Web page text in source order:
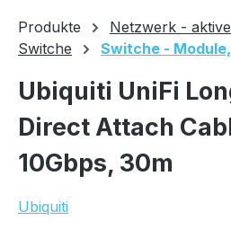
Produkte
Netzwerk -
Switche
Switche -
Ubiquiti UniFi
Direct Attach
10Gbps, 30m
Ubiquiti